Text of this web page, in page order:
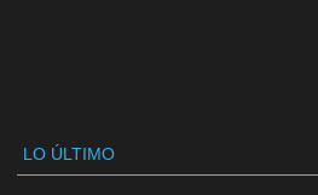
LO ÚLTIMO